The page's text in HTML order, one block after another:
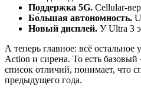
Поддержка 5G. Cellular-
Бо́льшая автономность.
Новый дисплей. У Ultra 3
А теперь главное: всё
Action и сирена. То есть
список отличий, понимает, что
предыдущего года.